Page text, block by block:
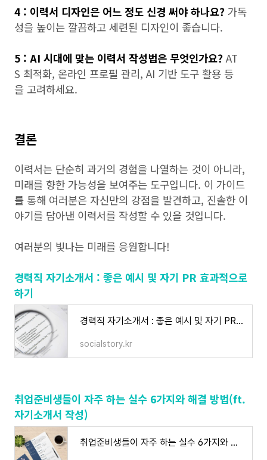
4 : 이력서 디자인은 어느 정도 신경 써야 하나요? 가독
성을 높이는 깔끔하고 세련된 디자인이 좋습니다.
5 : AI 시대에 맞는 이력서 작성법은 무엇인가요? AT
S 최적화, 온라인 프로필 관리, AI 기반 도구 활용 등
을 고려하세요.
결론
이력서는 단순히 과거의 경험을 나열하는 것이 아니라,
미래를 향한 가능성을 보여주는 도구입니다. 이 가이드
를 통해 여러분은 자신만의 강점을 발견하고, 진솔한 이
야기를 담아낸 이력서를 작성할 수 있을 것입니다.
여러분의 빛나는 미래를 응원합니다!
경력직 자기소개서 : 좋은 예시 및 자기 PR 효과적으로
하기
경력직 자기소개서 : 좋은 예시 및 자기 PR 효과적으로 하기
socialstory.kr
취업준비생들이 자주 하는 실수 6가지와 해결 방법(ft.
자기소개서 작성)
취업준비생들이 자주 하는 실수 6가지와 해결 방법(ft.자기소개서 작성)